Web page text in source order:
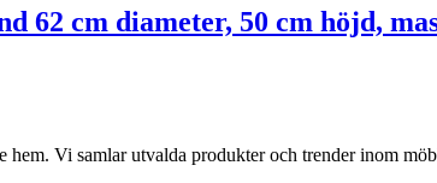
62 cm diameter, 50 cm höjd,
hem. Vi samlar utvalda produkter och trender inom